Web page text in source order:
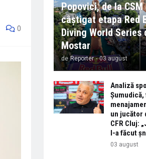
0
Popovici, de la CSM
câștigat etapa Red
Diving World Series
Mostar
de Reporter - 03 august
Analiză
Șumudică,
un jucător
CFR Cluj:
l-a făcut
03 august